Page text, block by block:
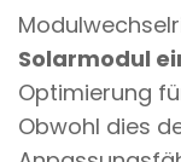
Solarmodul
Optimierung
Obwohl dies